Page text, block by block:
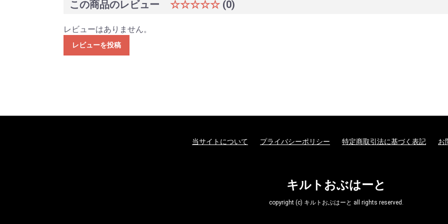
この商品のレビュー ☆☆☆☆☆ (0)
レビューはありません。
レビューを投稿
当サイトについて プライバシーポリシー 特定商取引法に基づく表記 お
キルトおぶはーと
copyright (c) キルトおぶはーと all rights reserved.